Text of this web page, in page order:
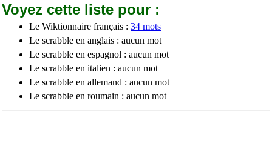
Voyez cette liste pour :
Le Wiktionnaire français : 34 mots
Le scrabble en anglais : aucun mot
Le scrabble en espagnol : aucun mot
Le scrabble en italien : aucun mot
Le scrabble en allemand : aucun mot
Le scrabble en roumain : aucun mot